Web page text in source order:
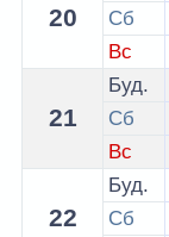
20
Сб
Вс
21
Буд.
Сб
Вс
22
Буд.
Сб